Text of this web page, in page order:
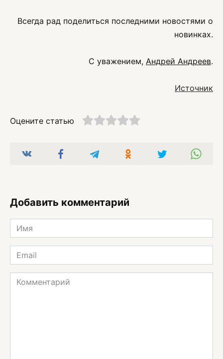
Всегда рад поделиться последними новостями о
новинках.
С уважением, Андрей Андреев.
Источник
Оцените статью
Добавить комментарий
Имя
*
Email
*
Комментарий